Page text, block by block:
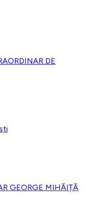
DE
GEORGE MIHĂIȚĂ